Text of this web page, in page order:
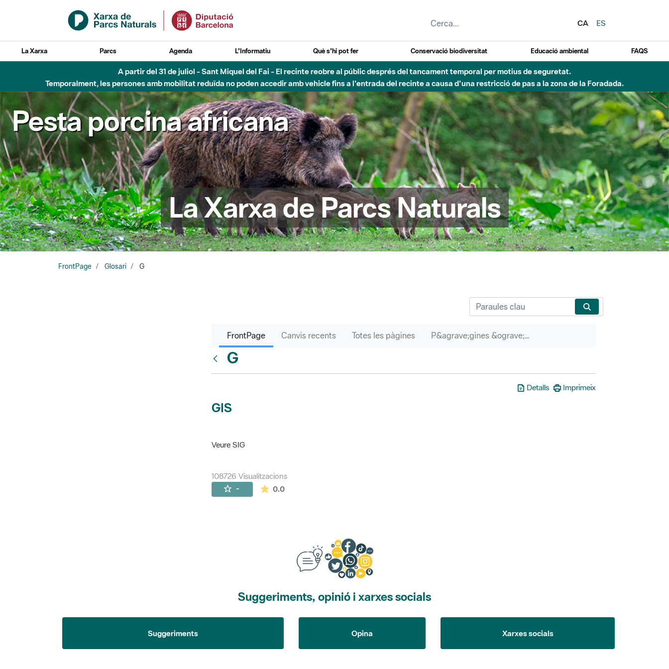
Salta al contingut principal
CA
ES
La Xarxa Parcs Agenda L'Informatiu Què s'hi pot fer Conservació biodiversitat Educació ambiental FAQS
A partir del 31 de juliol - Sant Miquel del Fai - El recinte reobre al públic després del tancament temporal per motius de seguretat.
Temporalment, les persones amb mobilitat reduïda no poden accedir amb vehicle fins a l'entrada del recinte a causa d'una restricció de pas a la zona de la Foradada.
Pesta porcina africana
La Xarxa de Parcs Naturals
FrontPage Glosari G
FrontPage Canvis recents Totes les pàgines P&agrave;gines &ograve;rfenes
G
Detalls Imprimeix
GIS
Veure SIG
108726 Visualitzacions
- 0.0La mitjana de les valoracions és de 0 estrelles de 5.
Suggeriments, opinió i xarxes socials
Suggeriments Opina Xarxes socials